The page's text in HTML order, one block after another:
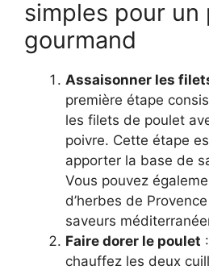
simples pour un
gourmand
Assaisonner les
première étape
les filets de poulet
poivre. Cette étape
apporter la base de
Vous pouvez
d’herbes de
saveurs
Faire dorer le poulet
chauffez les deux